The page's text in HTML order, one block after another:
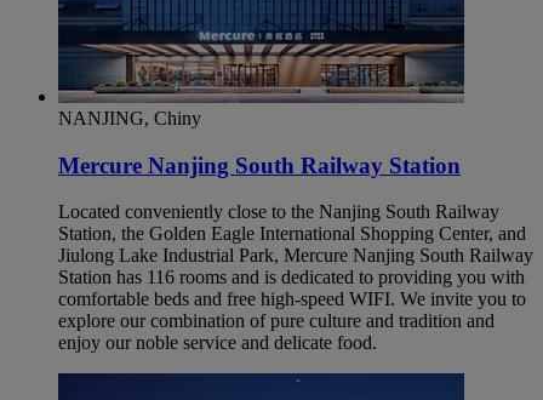
NANJING, Chiny
Mercure Nanjing South Railway Station
Located conveniently close to the Nanjing South Railway
Station, the Golden Eagle International Shopping Center, and
Jiulong Lake Industrial Park, Mercure Nanjing South Railway
Station has 116 rooms and is dedicated to providing you with
comfortable beds and free high-speed WIFI. We invite you to
explore our combination of pure culture and tradition and
enjoy our noble service and delicate food.